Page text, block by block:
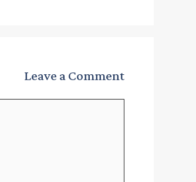
Leave a Comment